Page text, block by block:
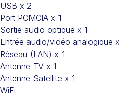
USB x 2
Port PCMCIA x 1
Sortie audio optique x 1
Entrée audio/vidéo analogique
Réseau (LAN) x 1
Antenne TV x 1
Antenne Satellite x 1
WiFi